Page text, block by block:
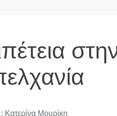
Κατερίνα Μουρίκη